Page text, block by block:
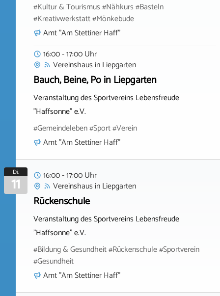
#Kultur & Tourismus #Nähkurs #Basteln
#Kreativwerkstatt #Mönkebude
Amt "Am Stettiner Haff"
16:00 - 17:00 Uhr
Vereinshaus inLiepgarten
Bauch, Beine, Po in Liepgarten
Veranstaltung des Sportvereins Lebensfreude
"Haffsonne" e.V.
#Gemeindeleben #Sport #Verein
Amt "Am Stettiner Haff"
Di.
11
16:00 - 17:00 Uhr
Vereinshaus inLiepgarten
Rückenschule
Veranstaltung des Sportvereins Lebensfreude
"Haffsonne" e.V.
#Bildung & Gesundheit #Rückenschule #Sportverein
#Gesundheit
Amt "Am Stettiner Haff"